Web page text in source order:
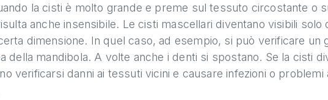
la cisti è molto grande e preme sul tessuto circostante o
anche insensibile. Le cisti mascellari diventano visibili solo
dimensione. In quel caso, ad esempio, si può verificare un
della mandibola. A volte anche i denti si spostano. Se la cisti
verificarsi danni ai tessuti vicini e causare infezioni o